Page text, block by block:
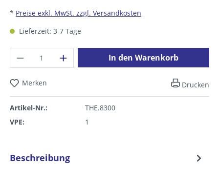
* Preise exkl. MwSt. zzgl. Versandkosten
Lieferzeit: 3-7 Tage
Produkt Anzahl: Gib den gewünschten
In den Warenkorb
Merken Drucken
Artikel-Nr.:
THE.8300
VPE:
1
Beschreibung